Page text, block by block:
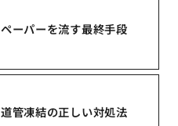
ーパーを流す最終手段
管凍結の正しい対処法